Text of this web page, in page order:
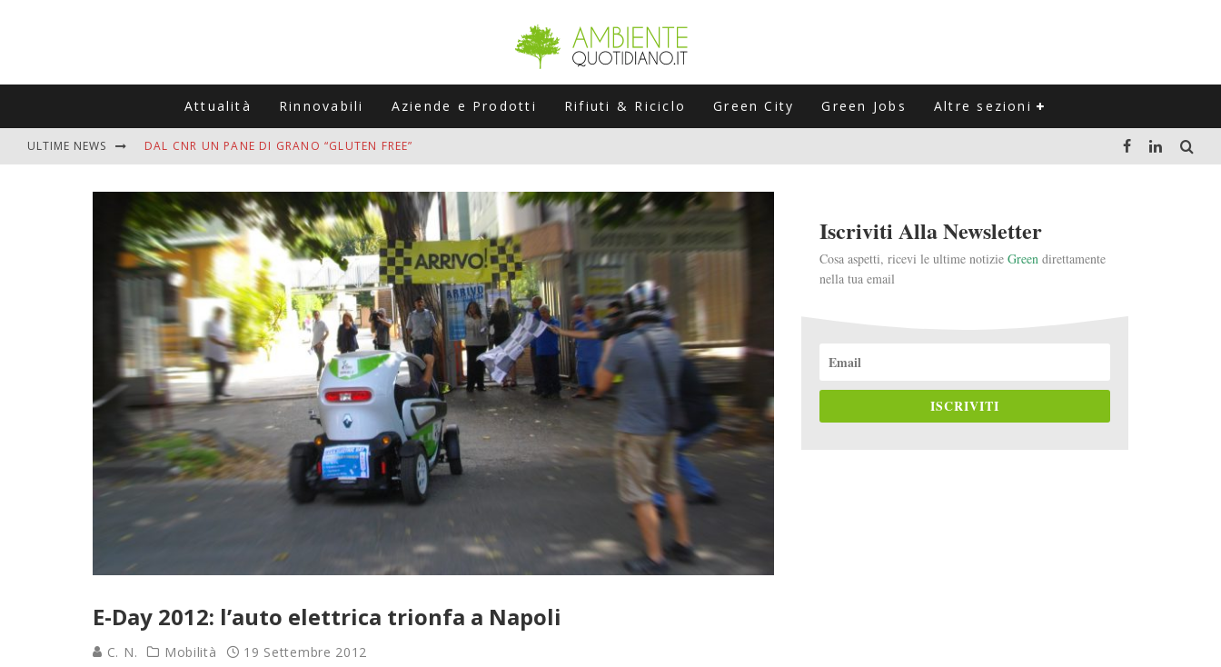
Attualità Rinnovabili Aziende e Prodotti Rifiuti & Riciclo Green City Green Jobs Altre sezioni
ULTIME NEWS DAL CNR UN PANE DI GRANO “GLUTEN FREE”
MUTTI ASSUME A OLIVETO CITRA 400 COLLABORATORI STAGIONALI
ZANZARE IN VACANZA? I 3 ERRORI PIÙ COMUNI CHE POSSONO ROVINARTI L’ESTATE (E LA GUIDA PRATICA PER EVITARLI)
ADDIO BOLLETTE SALATE? LA NUOVA FRONTIERA DEL FOTOVOLTAICO "PLUG & PLAY" CHE STA CONQUISTANDO L'ITALIA
E-Day 2012: l’auto elettrica trionfa a Napoli
C. N. Mobilità 19 Settembre 2012
Iscriviti Alla Newsletter
Cosa aspetti, ricevi le ultime notizie Green direttamente
nella tua email
ISCRIVITI